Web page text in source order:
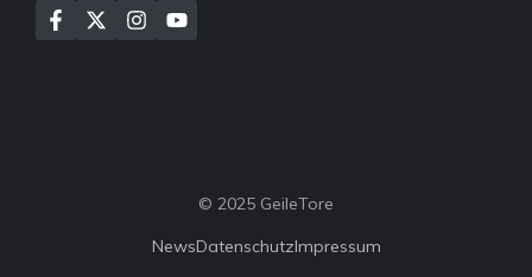
© 2025 GeileTore
NewsDatenschutzImpressum